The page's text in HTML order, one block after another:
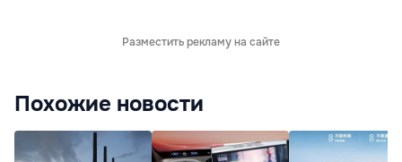
Разместить рекламу на сайте
Похожие новости